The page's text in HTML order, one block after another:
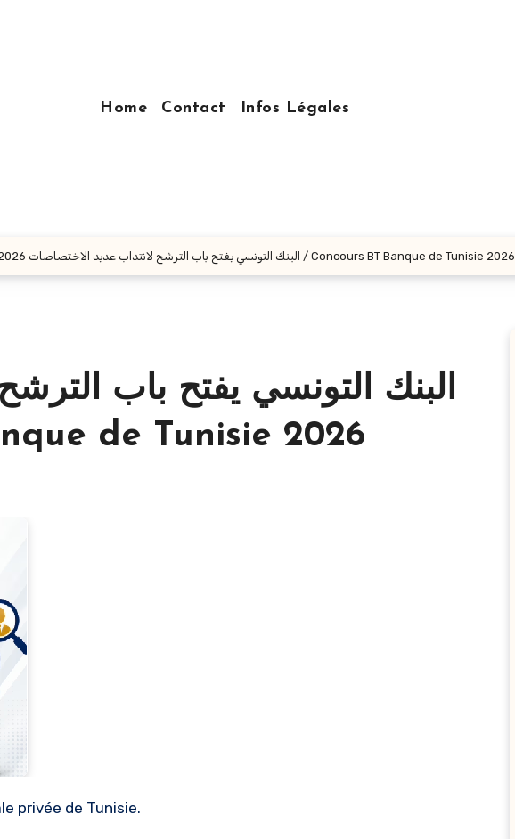
Home
Contact Infos Légales
البنك التونسي يفتح باب الترشح لانتداب عديد الاختصاصات 2026 / Concours BT Banque de Tunisie 2026
البنك التونسي يفتح باب
de Tunisie 2026
privée de Tunisie.